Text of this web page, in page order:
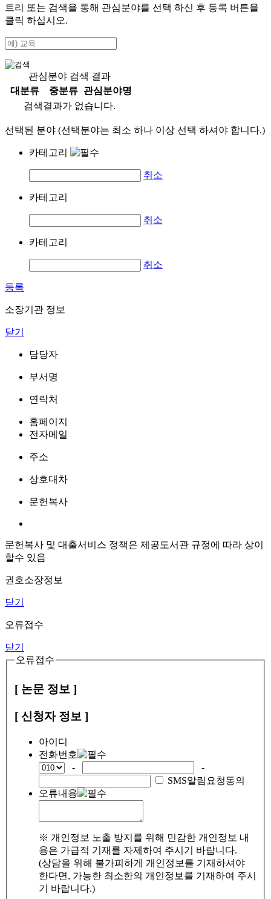
트리 또는 검색을 통해 관심분야를 선택 하신 후 등록 버튼을
클릭 하십시오.
관심분야 검색 결과
대분류
중분류
관심분야명
검색결과가 없습니다.
선택된 분야 (선택분야는 최소 하나 이상 선택 하셔야 합니다.)
카테고리
취소
카테고리
취소
카테고리
취소
등록
소장기관 정보
닫기
담당자
부서명
연락처
홈페이지
전자메일
주소
상호대차
문헌복사
문헌복사 및 대출서비스 정책은 제공도서관 규정에 따라 상이
할수 있음
권호소장정보
닫기
오류접수
닫기
오류접수
[ 논문 정보 ]
[ 신청자 정보 ]
아이디
전화번호
-
-
SMS알림요청동의
오류내용
※ 개인정보 노출 방지를 위해 민감한 개인정보 내
용은 가급적 기재를 자제하여 주시기 바랍니다.
(상담을 위해 불가피하게 개인정보를 기재하셔야
한다면, 가능한 최소한의 개인정보를 기재하여 주시
기 바랍니다.)